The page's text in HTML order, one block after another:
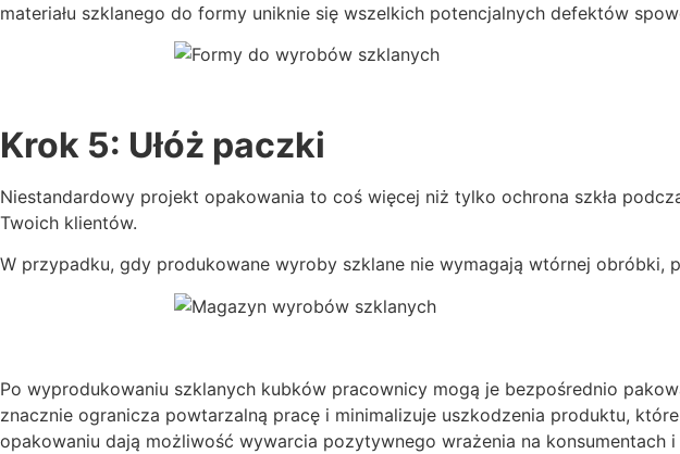
materiału szklanego do formy uniknie się wszelkich potencjalnych defektów
Krok 5: Ułóż paczki
Niestandardowy projekt opakowania to coś więcej niż tylko ochrona szkła
Twoich klientów.
W przypadku, gdy produkowane wyroby szklane nie wymagają wtórnej obróbki,
Po wyprodukowaniu szklanych kubków pracownicy mogą je bezpośrednio
znacznie ogranicza powtarzalną pracę i minimalizuje uszkodzenia produktu,
opakowaniu dają możliwość wywarcia pozytywnego wrażenia na konsumentach